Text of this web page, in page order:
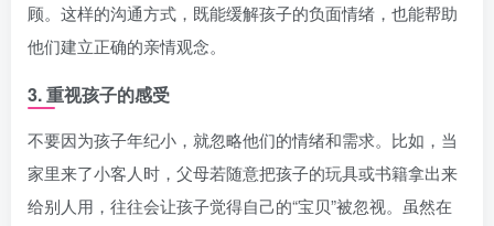
顾。这样的沟通方式，既能缓解孩子的负面情绪，也能帮助
他们建立正确的亲情观念。
3. 重视孩子的感受
不要因为孩子年纪小，就忽略他们的情绪和需求。比如，当
家里来了小客人时，父母若随意把孩子的玩具或书籍拿出来
给别人用，往往会让孩子觉得自己的“宝贝”被忽视。虽然在